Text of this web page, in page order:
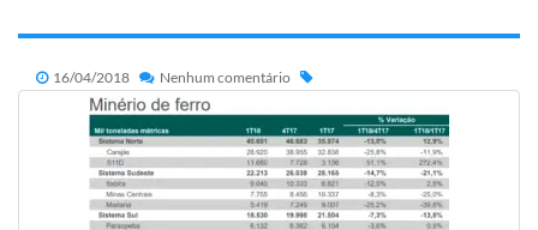
16/04/2018 Nenhum comentário